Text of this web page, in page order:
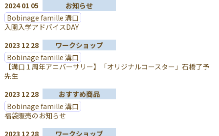
2024 01 05
お知らせ
Bobinage famille 溝口
入園入学アドバイスDAY
2023 12 28
ワークショップ
Bobinage famille 溝口
【溝口１周年アニバーサリー】「オリジナルコースター」石橋了予
先生
2023 12 28
おすすめ商品
Bobinage famille 溝口
福袋販売のお知らせ
2023 12 28
ワークショップ